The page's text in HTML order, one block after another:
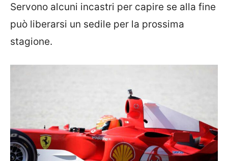
Servono alcuni incastri per capire se alla fine
può liberarsi un sedile per la prossima
stagione.